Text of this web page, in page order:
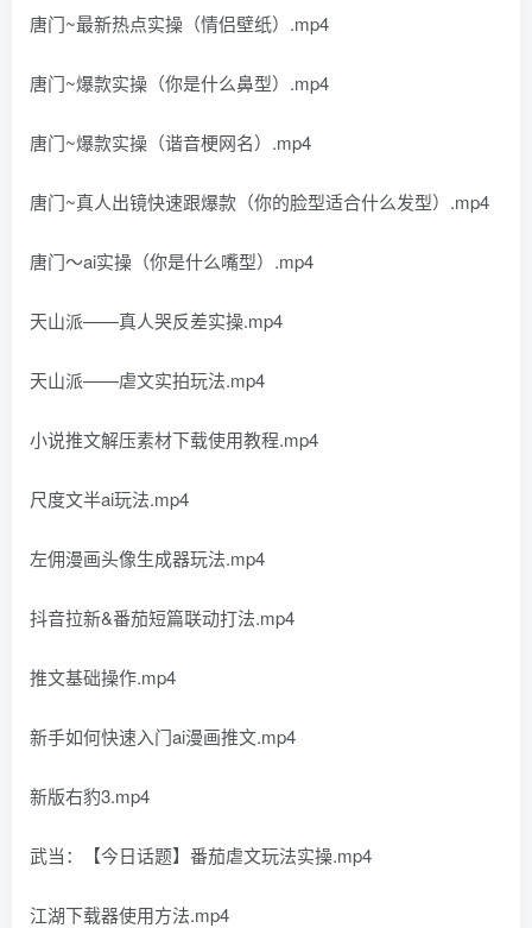
唐门~最新热点实操（情侣壁纸）.mp4
唐门~爆款实操（你是什么鼻型）.mp4
唐门~爆款实操（谐音梗网名）.mp4
唐门~真人出镜快速跟爆款（你的脸型适合什么发型）.mp4
唐门～ai实操（你是什么嘴型）.mp4
天山派——真人哭反差实操.mp4
天山派——虐文实拍玩法.mp4
小说推文解压素材下载使用教程.mp4
尺度文半ai玩法.mp4
左佣漫画头像生成器玩法.mp4
抖音拉新&番茄短篇联动打法.mp4
推文基础操作.mp4
新手如何快速入门ai漫画推文.mp4
新版右豹3.mp4
武当：【今日话题】番茄虐文玩法实操.mp4
江湖下载器使用方法.mp4